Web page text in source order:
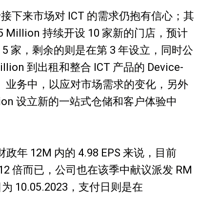
下来市场对 ICT 的需求仍抱有信心；其
Million 持续开设 10 家新的门店，预计
家，剩余的则是在第 3 年设立，同时公
到出租和整合 ICT 产品的 Device-
业务中，以应对市场需求的变化，另外
设立新的一站式仓储和客户体验中
政年 12M 内的 4.98 EPS 来说，目前
倍而已，公司也在该季中献议派发 RM
10.05.2023，支付日则是在